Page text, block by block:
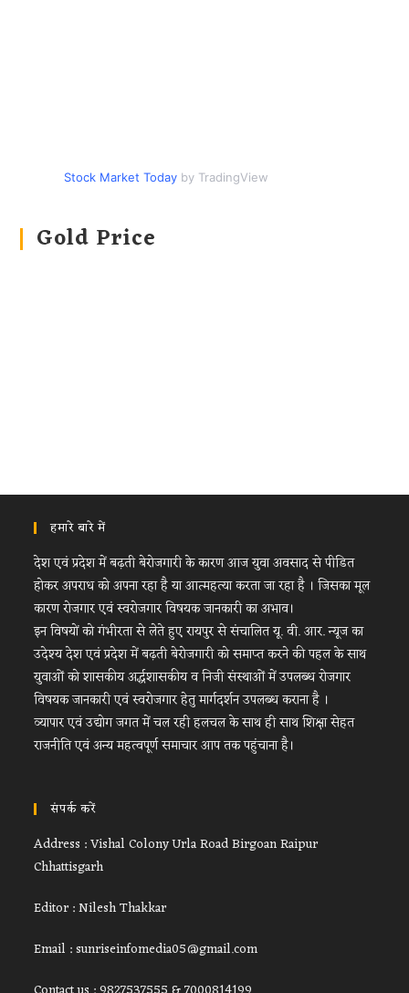
Stock Market Today by TradingView
Gold Price
हमारे बारे में
देश एवं प्रदेश में बढ़ती बेरोजगारी के कारण आज युवा अवसाद से पीडित
होकर अपराध को अपना रहा है या आत्महत्या करता जा रहा है । जिसका मूल
कारण रोजगार एवं स्वरोजगार विषयक जानकारी का अभाव।
इन विषयों को गंभीरता से लेते हुए रायपुर से संचालित यू. वी. आर. न्यूज का
उदेश्य देश एवं प्रदेश में बढ़ती बेरोजगारी को समाप्त करने की पहल के साथ
युवाओं को शासकीय अर्द्धशासकीय व निजी संस्थाओं में उपलब्ध रोजगार
विषयक जानकारी एवं स्वरोजगार हेतु मार्गदर्शन उपलब्ध कराना है ।
व्यापार एवं उद्योग जगत में चल रही हलचल के साथ ही साथ शिक्षा सेहत
राजनीति एवं अन्य महत्वपूर्ण समाचार आप तक पहुंचाना है।
संपर्क करें
Address : Vishal Colony Urla Road Birgoan Raipur
Chhattisgarh
Editor : Nilesh Thakkar
Email : sunriseinfomedia05@gmail.com